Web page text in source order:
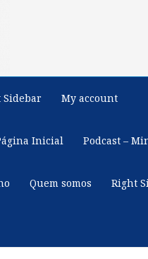
Sidebar My account
Inicial Podcast –
Quem somos Right